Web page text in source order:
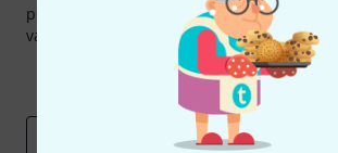
pouco de sorte você poderá ganhar um dos
valor de
Contribuições inspiradoras
Insights da Thomann
Endereço de e-mail*